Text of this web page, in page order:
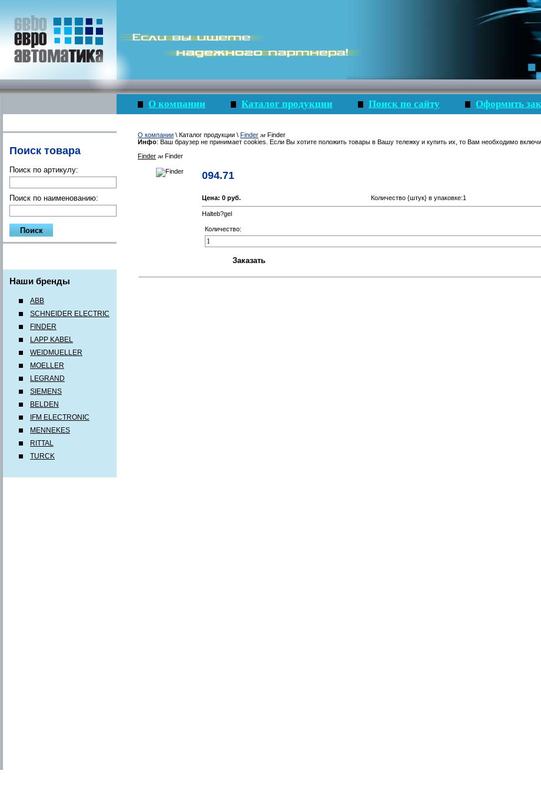
Поиск товара
Поиск по артикулу:
Поиск по наименованию:
Наши бренды
ABB
SCHNEIDER ELECTRIC
FINDER
LAPP KABEL
WEIDMUELLER
MOELLER
LEGRAND
SIEMENS
BELDEN
IFM ELECTRONIC
MENNEKES
RITTAL
TURCK
О компании Каталог продукции Поиск по сайту Оформить
О компании \ Каталог продукции \ Finder
Finder
Инфо: Ваш браузер не принимает cookies. Если Вы хотите положить товары в Вашу тележку и купить их, то Вам необходимо
Finder
Finder
094.71
Цена: 0 руб. Количество {штук} в упаковке:1
Halteb?gel
Количество: